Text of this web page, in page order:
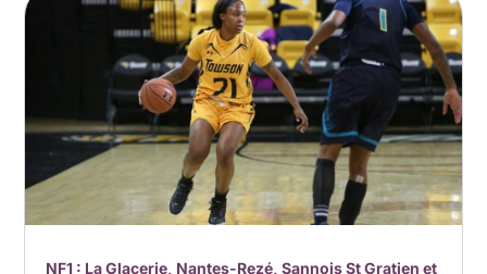
NF1 : La Glacerie, Nantes-Rezé, Sannois St Gratien et